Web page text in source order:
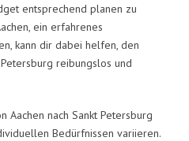
entsprechend planen zu
ein erfahrenes
kann dir dabei helfen, den
reibungslos und
Aachen nach Sankt Petersburg
Bedürfnissen variieren.